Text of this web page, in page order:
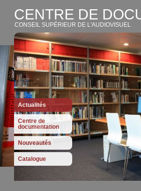
CENTRE DE
CONSEIL SUPÉRIEUR DE L'AUDIOVISUEL
Actualités
Centre de
documentation
Nouveautés
Catalogue